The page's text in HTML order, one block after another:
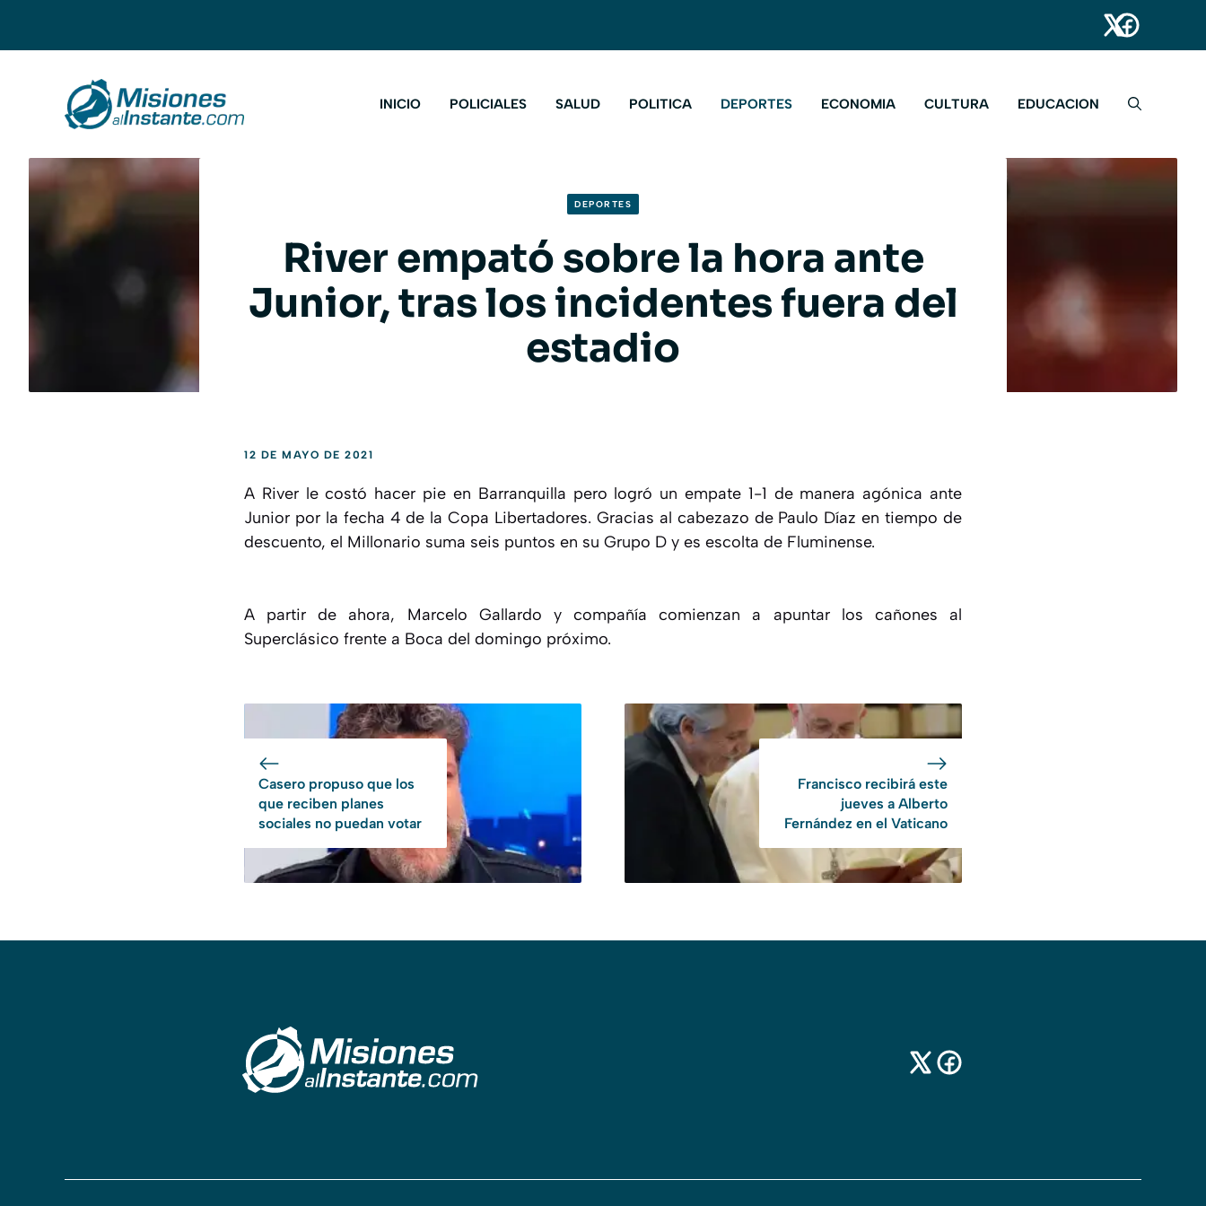
INICIO POLICIALES SALUD POLITICA DEPORTES ECONOMIA CULTURA EDUCACION
DEPORTES
River empató sobre la hora ante
Junior, tras los incidentes fuera del
estadio
12 DE MAYO DE 2021
A River le costó hacer pie en Barranquilla pero logró un empate 1-1 de manera agónica ante
Junior por la fecha 4 de la Copa Libertadores. Gracias al cabezazo de Paulo Díaz en tiempo de
descuento, el Millonario suma seis puntos en su Grupo D y es escolta de Fluminense.
A partir de ahora, Marcelo Gallardo y compañía comienzan a apuntar los cañones al
Superclásico frente a Boca del domingo próximo.
Casero propuso que los
que reciben planes
sociales no puedan votar
Francisco recibirá este
jueves a Alberto
Fernández en el Vaticano